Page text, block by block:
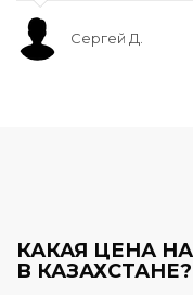
Сергей Д.
КАКАЯ ЦЕНА
В КАЗАХСТАНЕ?